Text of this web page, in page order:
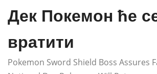
Дек Покемон ће
вратити
Pokemon Sword Shield Boss Assures